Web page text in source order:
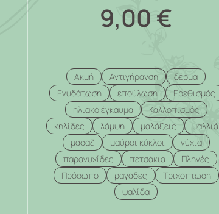
9,00 €
Ακμή Αντιγήρανση
δέρμα
Ενυδάτωση
επούλωση
Ερεθισμός
ηλιακό έγκαυμα
Καλλοπισμός
κηλίδες
λάμψη μαλάξεις
μαλλιά
μασάζ
μαύροι κύκλοι
νύχια
παρανυχίδες
πετσάκια
Πληγές
Πρόσωπο
ραγάδες
Τριχόπτωση
ψαλίδα